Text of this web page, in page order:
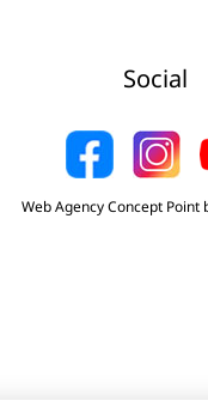
Social
Web Agency Concept Point